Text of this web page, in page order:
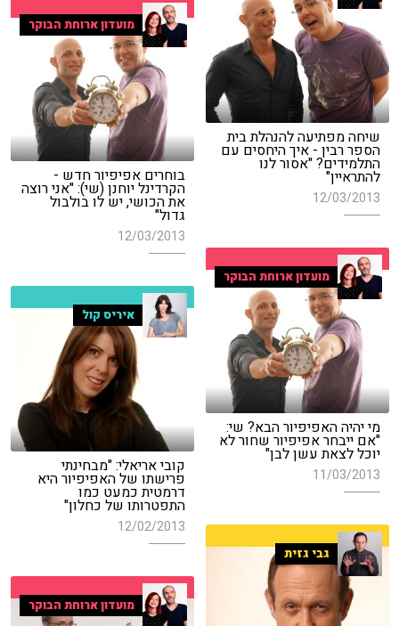
שיחה מפתיעה להנהלת בית
הספר רבין - איך היחסים עם
התלמידים? "אסור לנו
להתראיין"
12/03/2013
מועדון ארוחת הבוקר
בוחרים אפיפיור חדש -
הקרדינל יוחנן (שי): "אני רוצה
את הכושי, יש לו בולבול
גדול"
12/03/2013
מועדון ארוחת הבוקר
מי יהיה האפיפיור הבא? שי:
"אם ייבחר אפיפיור שחור לא
יוכל לצאת עשן לבן"
11/03/2013
איריס קול
קובי אריאלי: "מבחינתי
פרישתו של האפיפיור היא
דרמטית כמעט כמו
התפטרותו של כחלון"
12/02/2013
גבי גזית
מועדון ארוחת הבוקר